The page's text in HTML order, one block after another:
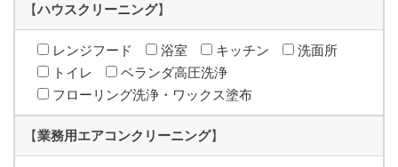
【ハウスクリーニング】
レンジフード 浴室 キッチン
洗面所
トイレ
ベランダ高圧洗浄
フローリング洗浄・ワックス塗布
【業務用エアコンクリーニング】